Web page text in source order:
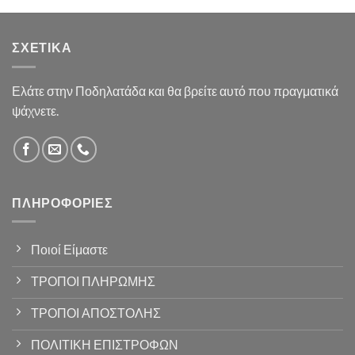
ΣΧΕΤΙΚΆ
Ελάτε στην Ποδηλατάδα και θα βρείτε αυτό που πραγματικά
ψάχνετε.
ΠΛΗΡΟΦΟΡΊΕΣ
Ποιοί Είμαστε
ΤΡΟΠΟΙ ΠΛΗΡΩΜΗΣ
ΤΡΟΠΟΙ ΑΠΟΣΤΟΛΗΣ
ΠΟΛΙΤΙΚΗ ΕΠΙΣΤΡΟΦΩΝ